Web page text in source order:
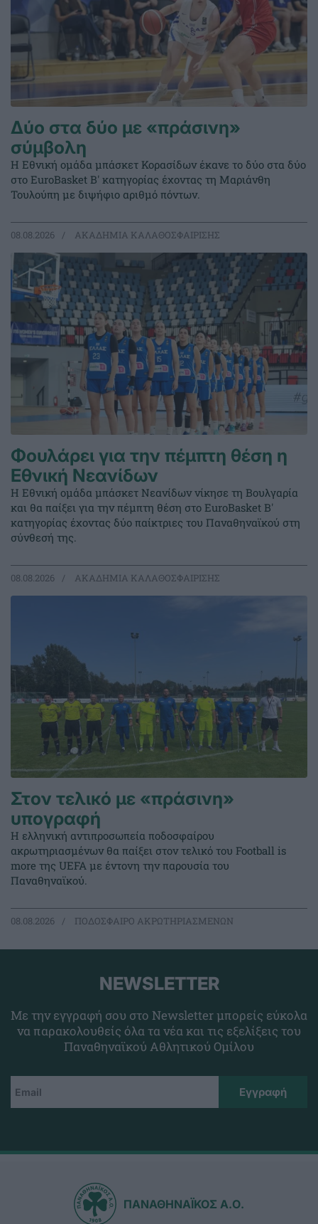
Δύο στα δύο με «πράσινη»
σύμβολη
Η Εθνική ομάδα μπάσκετ Κορασίδων έκανε το δύο στα δύο
στο EuroBasket Β' κατηγορίας έχοντας τη Μαριάνθη
Τουλούπη με διψήφιο αριθμό πόντων.
08.08.2026 ΑΚΑΔΗΜΙΑ ΚΑΛΑΘΟΣΦΑΙΡΙΣΗΣ
Φουλάρει για την πέμπτη θέση η
Εθνική Νεανίδων
Η Εθνική ομάδα μπάσκετ Νεανίδων νίκησε τη Βουλγαρία
και θα παίξει για την πέμπτη θέση στο EuroBasket Β'
κατηγορίας έχοντας δύο παίκτριες του Παναθηναϊκού στη
σύνθεσή της.
08.08.2026 ΑΚΑΔΗΜΙΑ ΚΑΛΑΘΟΣΦΑΙΡΙΣΗΣ
Στον τελικό με «πράσινη»
υπογραφή
Η ελληνική αντιπροσωπεία ποδοσφαίρου
ακρωτηριασμένων θα παίξει στον τελικό του Football is
more της UEFA με έντονη την παρουσία του
Παναθηναϊκού.
08.08.2026 ΠΟΔΟΣΦΑΙΡΟ ΑΚΡΩΤΗΡΙΑΣΜΕΝΩΝ
NEWSLETTER
Με την εγγραφή σου στο Newsletter μπορείς εύκολα
να παρακολουθείς όλα τα νέα και τις εξελίξεις του
Παναθηναϊκού Αθλητικού Ομίλου
ΠΑΝΑΘΗΝΑΪΚΟΣ Α.Ο.